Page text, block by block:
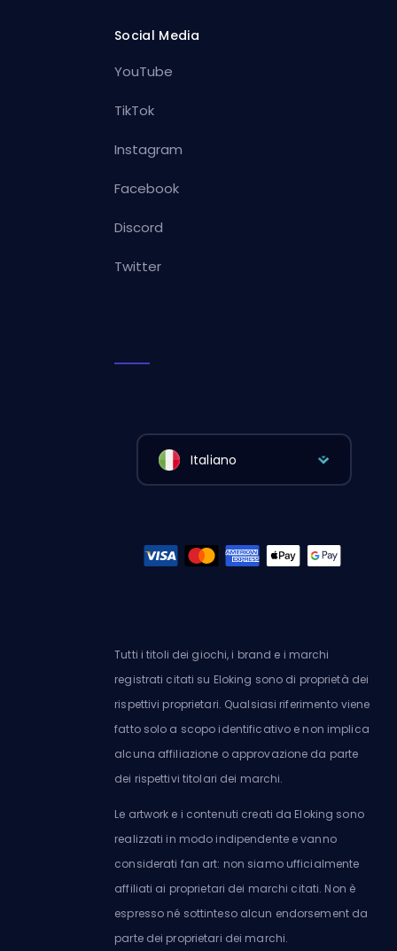
Social Media
YouTube
TikTok
Instagram
Facebook
Discord
Twitter
Italiano
Tutti i titoli dei giochi, i brand e i marchi
registrati citati su Eloking sono di proprietà dei
rispettivi proprietari. Qualsiasi riferimento viene
fatto solo a scopo identificativo e non implica
alcuna affiliazione o approvazione da parte
dei rispettivi titolari dei marchi.
Le artwork e i contenuti creati da Eloking sono
realizzati in modo indipendente e vanno
considerati fan art: non siamo ufficialmente
affiliati ai proprietari dei marchi citati. Non è
espresso né sottinteso alcun endorsement da
parte dei proprietari dei marchi.